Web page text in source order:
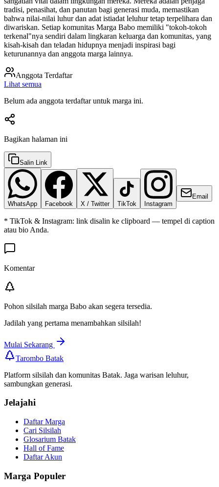
tradisi, penasihat, dan panutan bagi generasi muda, memastikan
bahwa nilai-nilai luhur dan adat istiadat leluhur tetap terpelihara dan
diwariskan. Setiap komunitas Marga Babo memiliki "tokoh-tokoh
terkenal"nya sendiri dalam lingkaran keluarga dan komunitas, yang
kisah-kisah dan teladan hidupnya menjadi inspirasi bagi
keturunannya dan anggota marga lainnya.
Anggota Terdaftar
Lihat semua
Belum ada anggota terdaftar untuk marga ini.
Bagikan halaman ini
Salin Link
WhatsApp Facebook X / Twitter TikTok Instagram
Email
* TikTok & Instagram: link disalin ke clipboard — tempel di caption
atau bio Anda.
Komentar
Pohon silsilah marga Babo akan segera tersedia.
Jadilah yang pertama menambahkan silsilah!
Mulai Sekarang
Tarombo Batak
Platform silsilah dan komunitas Batak. Jaga warisan leluhur,
sambungkan generasi.
Jelajahi
Daftar Marga
Cari Silsilah
Glosarium Batak
Hall of Fame
Daftar Akun
Marga Populer